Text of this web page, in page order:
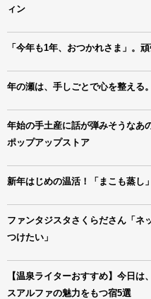
ィン
「今年も1年、おつかれさま」。
年の瀬は、手しごとで心を整える
年始の手土産に話が弾みそうなあ
ポップアップストア
新年はじめの温活！「まこも蒸し
ファンタジスタさくらださん「ネ
つけたい」
【温泉ライターおすすめ】今日
スアルファの魅力をもつ宿5選